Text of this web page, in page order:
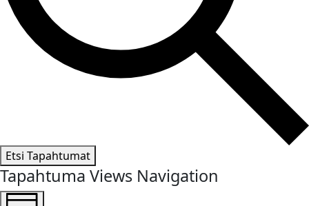
Etsi Tapahtumat
Tapahtuma Views Navigation